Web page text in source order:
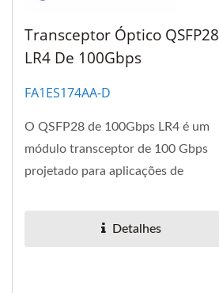
Transceptor Óptico QSFP28
LR4 De 100Gbps
FA1ES174AA-D
O QSFP28 de 100Gbps LR4 é um
módulo transceptor de 100 Gbps
projetado para aplicações de
Detalhes